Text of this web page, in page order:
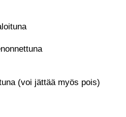
(voi jättää myös pois)